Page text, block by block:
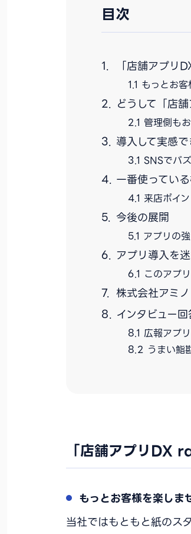
目次
「店舗アプリ
もっとお
どうして「店
管理側も
導入して実感
SNSでバ
一番使ってい
来店ポイ
今後の展開
アプリの
アプリ導入を
このアプ
株式会社アミ
インタビュー
広報アプ
うまい鮨
「店舗アプリDX
もっとお客様を楽しま
当社ではもともと紙のス